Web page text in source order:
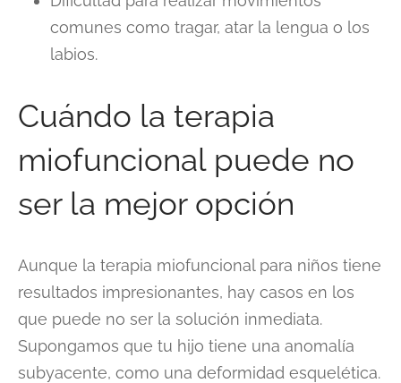
comunes como tragar, atar la lengua o los
labios.
Cuándo la terapia
miofuncional puede no
ser la mejor opción
Aunque la terapia miofuncional para niños tiene
resultados impresionantes, hay casos en los
que puede no ser la solución inmediata.
Supongamos que tu hijo tiene una anomalía
subyacente, como una deformidad esquelética.